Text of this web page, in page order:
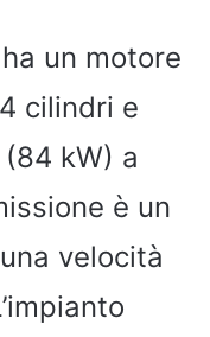
un motore
cilindri e
kW) a
è un
velocità